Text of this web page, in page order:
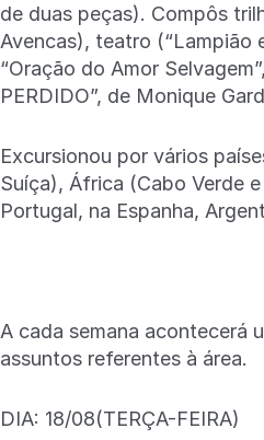
de duas peças). Compôs
Avencas), teatro (“Lampião
“Oração do Amor
PERDIDO”, de Monique
Excursionou por vários
Suíça), África (Cabo Verde
Portugal, na Espanha,
A cada semana acontecerá
assuntos referentes à área.
DIA: 18/08(TERÇA-FEIRA)